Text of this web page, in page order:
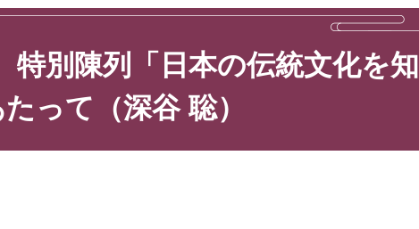
特別陳列「日本の伝統文化を知
って（深谷 聡）